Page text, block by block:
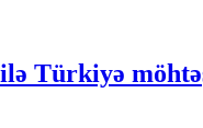
Türkiyə